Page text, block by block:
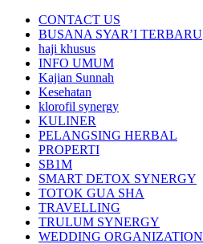
CONTACT US
BUSANA SYAR’I TERBARU
haji khusus
INFO UMUM
Kajian Sunnah
Kesehatan
klorofil synergy
KULINER
PELANGSING HERBAL
PROPERTI
SB1M
SMART DETOX SYNERGY
TOTOK GUA SHA
TRAVELLING
TRULUM SYNERGY
WEDDING ORGANIZATION